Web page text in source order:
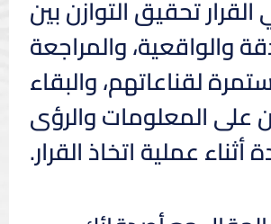
تحقيق التوازن بين
والواقعية، والمراجعة
لقناعاتهم، والبقاء
على المعلومات والرؤى
أثناء عملية اتخاذ القرار.